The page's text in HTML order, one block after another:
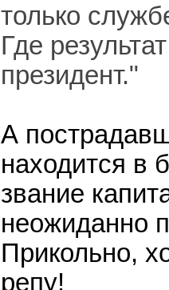
только
Где
президент."
А
находится в
звание
неожиданно
Прикольно,
репу!